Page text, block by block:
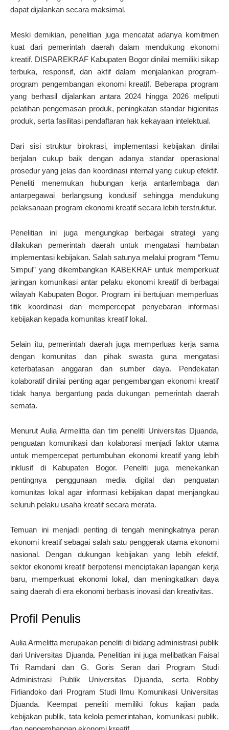
dapat dijalankan secara maksimal.
Meski demikian, penelitian juga mencatat adanya komitmen
kuat dari pemerintah daerah dalam mendukung ekonomi
kreatif. DISPAREKRAF Kabupaten Bogor dinilai memiliki sikap
terbuka, responsif, dan aktif dalam menjalankan program-
program pengembangan ekonomi kreatif. Beberapa program
yang berhasil dijalankan antara 2024 hingga 2026 meliputi
pelatihan pengemasan produk, peningkatan standar higienitas
produk, serta fasilitasi pendaftaran hak kekayaan intelektual.
Dari sisi struktur birokrasi, implementasi kebijakan dinilai
berjalan cukup baik dengan adanya standar operasional
prosedur yang jelas dan koordinasi internal yang cukup efektif.
Peneliti menemukan hubungan kerja antarlembaga dan
antarpegawai berlangsung kondusif sehingga mendukung
pelaksanaan program ekonomi kreatif secara lebih terstruktur.
Penelitian ini juga mengungkap berbagai strategi yang
dilakukan pemerintah daerah untuk mengatasi hambatan
implementasi kebijakan. Salah satunya melalui program “Temu
Simpul” yang dikembangkan KABEKRAF untuk memperkuat
jaringan komunikasi antar pelaku ekonomi kreatif di berbagai
wilayah Kabupaten Bogor. Program ini bertujuan memperluas
titik koordinasi dan mempercepat penyebaran informasi
kebijakan kepada komunitas kreatif lokal.
Selain itu, pemerintah daerah juga memperluas kerja sama
dengan komunitas dan pihak swasta guna mengatasi
keterbatasan anggaran dan sumber daya. Pendekatan
kolaboratif dinilai penting agar pengembangan ekonomi kreatif
tidak hanya bergantung pada dukungan pemerintah daerah
semata.
Menurut Aulia Armelitta dan tim peneliti Universitas Djuanda,
penguatan komunikasi dan kolaborasi menjadi faktor utama
untuk mempercepat pertumbuhan ekonomi kreatif yang lebih
inklusif di Kabupaten Bogor. Peneliti juga menekankan
pentingnya penggunaan media digital dan penguatan
komunitas lokal agar informasi kebijakan dapat menjangkau
seluruh pelaku usaha kreatif secara merata.
Temuan ini menjadi penting di tengah meningkatnya peran
ekonomi kreatif sebagai salah satu penggerak utama ekonomi
nasional. Dengan dukungan kebijakan yang lebih efektif,
sektor ekonomi kreatif berpotensi menciptakan lapangan kerja
baru, memperkuat ekonomi lokal, dan meningkatkan daya
saing daerah di era ekonomi berbasis inovasi dan kreativitas.
Profil Penulis
Aulia Armelitta merupakan peneliti di bidang administrasi publik
dari Universitas Djuanda. Penelitian ini juga melibatkan Faisal
Tri Ramdani dan G. Goris Seran dari Program Studi
Administrasi Publik Universitas Djuanda, serta Robby
Firliandoko dari Program Studi Ilmu Komunikasi Universitas
Djuanda. Keempat peneliti memiliki fokus kajian pada
kebijakan publik, tata kelola pemerintahan, komunikasi publik,